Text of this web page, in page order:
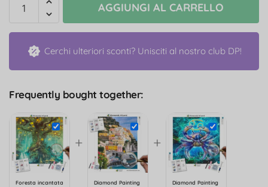
AGGIUNGI AL CARRELLO
Cerchi ulteriori sconti? Unisciti al nostro club DP!
Frequently bought together:
Foresta incantata
+
Diamond Painting
+
Diamond Painting